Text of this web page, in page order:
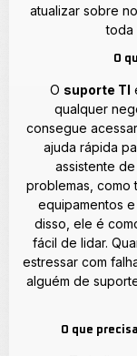
atualizar sobre
toda
O
O suporte TI
qualquer
consegue
ajuda rápida
assistente
problemas, como
equipamentos
disso, ele é
fácil de lidar.
estressar com
alguém de
O que